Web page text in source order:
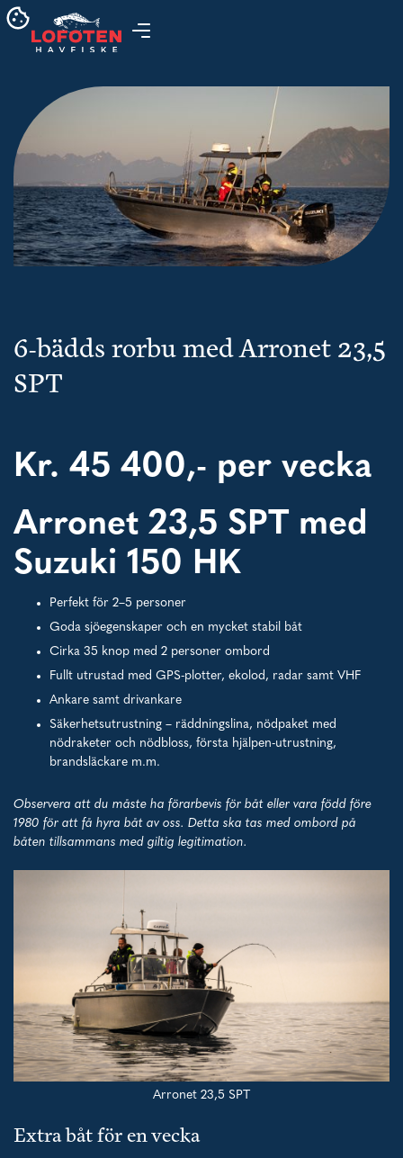
6-bädds rorbu med Arronet 23,5
SPT
Kr. 45 400,- per vecka
Arronet 23,5 SPT med
Suzuki 150 HK
Perfekt för 2–5 personer
Goda sjöegenskaper och en mycket stabil båt
Cirka 35 knop med 2 personer ombord
Fullt utrustad med GPS-plotter, ekolod, radar samt VHF
Ankare samt drivankare
Säkerhetsutrustning – räddningslina, nödpaket med
nödraketer och nödbloss, första hjälpen-utrustning,
brandsläckare m.m.
Observera att du måste ha förarbevis för båt eller vara född före
1980 för att få hyra båt av oss. Detta ska tas med ombord på
båten tillsammans med giltig legitimation.
Arronet 23,5 SPT
Extra båt för en vecka